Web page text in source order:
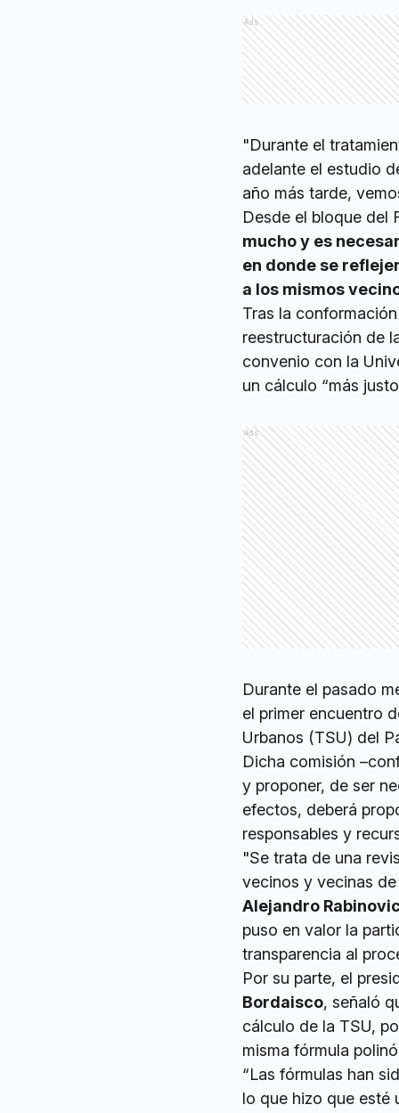
Ads
"Durante el
adelante el estudio
año más tarde,
Desde el bloque del
mucho y es
en donde se
a los mismos
Tras la
reestructuración de
convenio con la
un cálculo “más
Ads
Durante el pasado
el primer encuentro
Urbanos (TSU) del
Dicha comisión
y proponer, de ser
efectos, deberá
responsables y
"Se trata de una
vecinos y vecinas
Alejandro
puso en valor la
transparencia al
Por su parte, el
Bordaisco, señaló
cálculo de la TSU,
misma fórmula
“Las fórmulas han
lo que hizo que esté